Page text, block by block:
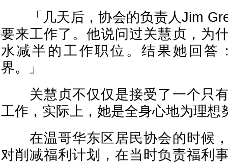
「几天后，协会的负责人Jim
要来工作了。他说问过关慧贞，为
水减半的工作职位。结果她回答
界。」
关慧贞不仅仅是接受了一个只有
工作，实际上，她是全身心地为理想
在温哥华东区居民协会的时候，
对削减福利计划，在当时负责福利